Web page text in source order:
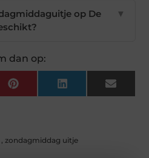
op De
▼
dan op:
Pinterest LinkedIn Email
,zondagmiddag uitje